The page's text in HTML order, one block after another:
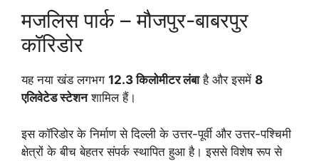
मजलिस पार्क – मौजपुर-बाबरपुर
कॉरिडोर
यह नया खंड लगभग 12.3 किलोमीटर लंबाहै और इसमें 8
एलिवेटेड स्टेशनशामिल हैं।
इस कॉरिडोर के निर्माण से दिल्ली के उत्तर-पूर्वी और उत्तर-पश्चिमी
क्षेत्रों के बीच बेहतर संपर्क स्थापित हुआ है। इससे विशेष रूप से